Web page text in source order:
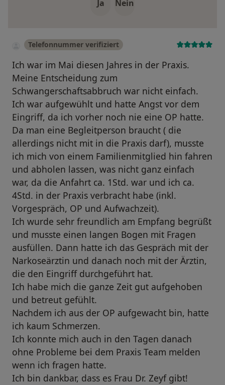
Ja Nein
Telefonnummer verifiziert
Ich war im Mai diesen Jahres in der Praxis.
Meine Entscheidung zum
Schwangerschaftsabbruch war nicht einfach.
Ich war aufgewühlt und hatte Angst vor dem
Eingriff, da ich vorher noch nie eine OP hatte.
Da man eine Begleitperson braucht ( die
allerdings nicht mit in die Praxis darf), musste
ich mich von einem Familienmitglied hin fahren
und abholen lassen, was nicht ganz einfach
war, da die Anfahrt ca. 1Std. war und ich ca.
4Std. in der Praxis verbracht habe (inkl.
Vorgespräch, OP und Aufwachzeit).
Ich wurde sehr freundlich am Empfang begrüßt
und musste einen langen Bogen mit Fragen
ausfüllen. Dann hatte ich das Gespräch mit der
Narkoseärztin und danach noch mit der Ärztin,
die den Eingriff durchgeführt hat.
Ich habe mich die ganze Zeit gut aufgehoben
und betreut gefühlt.
Nachdem ich aus der OP aufgewacht bin, hatte
ich kaum Schmerzen.
Ich konnte mich auch in den Tagen danach
ohne Probleme bei dem Praxis Team melden
wenn ich fragen hatte.
Ich bin dankbar, dass es Frau Dr. Zeyf gibt!